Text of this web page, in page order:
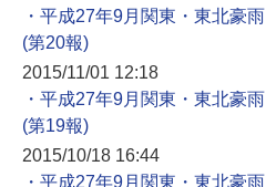
・平成27年9月関東・東北豪雨
2015/11/01 12:18
・平成27年9月関東・東北豪雨
2015/10/18 16:44
・平成27年9月関東・東北豪雨